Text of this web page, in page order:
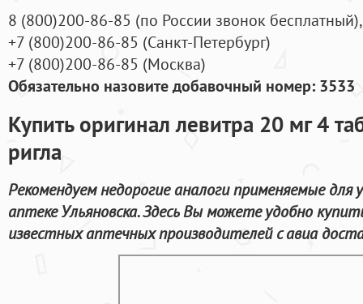
8 (800)200-86-85 (по России звонок бесплатный),
+7 (800)200-86-85 (Санкт-Петербург)
+7 (800)200-86-85 (Москва)
Обязательно назовите добавочный номер: 3533
Купить оригинал левитра 20 мг 4
ригла
Рекомендуем недорогие аналоги применяемые для
аптеке Ульяновска. Здесь Вы можете удобно
известных аптечных производителей с авиа